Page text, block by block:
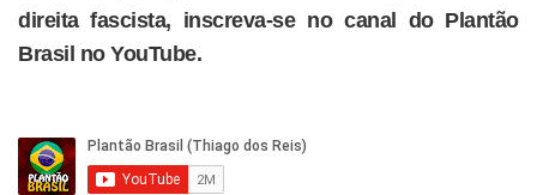
direita fascista, inscreva-se no canal do Plantão
Brasil no YouTube.